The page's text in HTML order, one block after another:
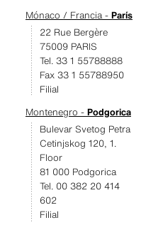
Mónaco / Francia - París
22 Rue Bergère
75009 PARIS
Tel. 33 1 55788888
Fax 33 1 55788950
Filial
Montenegro - Podgorica
Bulevar Svetog Petra
Cetinjskog 120, 1.
Floor
81 000 Podgorica
Tel. 00 382 20 414
602
Filial